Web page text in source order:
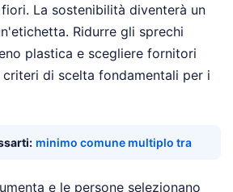
La sostenibilità diventerà un
Ridurre gli sprechi
plastica e scegliere fornitori
di scelta fondamentali per i
minimo comune multiplo tra
e le persone selezionano